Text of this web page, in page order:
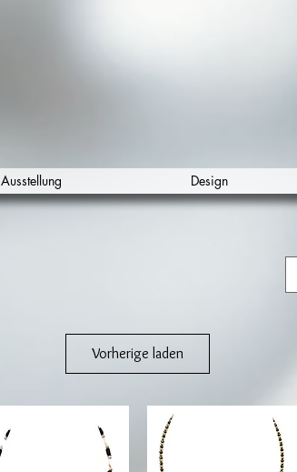
Ausstellung Design
Vorherige laden